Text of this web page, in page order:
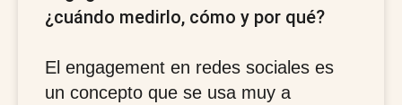
¿cuándo medirlo, cómo y por qué?
El engagement en redes sociales es
un concepto que se usa muy a